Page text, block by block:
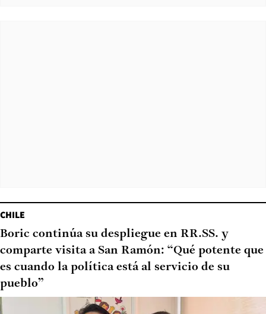
CHILE
Boric continúa su despliegue en RR.SS. y
comparte visita a San Ramón: “Qué potente que
es cuando la política está al servicio de su
pueblo”